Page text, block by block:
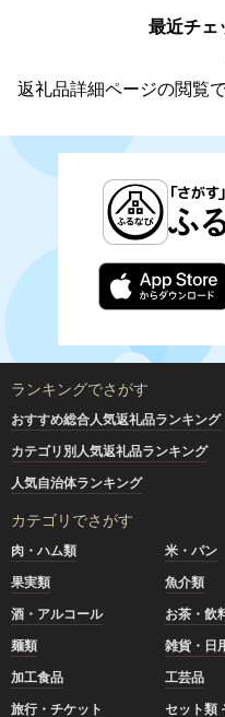
最近チェ
返礼品詳細ページの閲覧
ランキングでさがす
おすすめ総合人気返礼品ランキング
カテゴリ別人気返礼品ランキング
人気自治体ランキング
カテゴリでさがす
肉・ハム類 米・パン
果実類
魚介類
酒・アルコール
お茶・飲
麺類
雑貨・日
加工食品
工芸品
旅行・チケット
セット類